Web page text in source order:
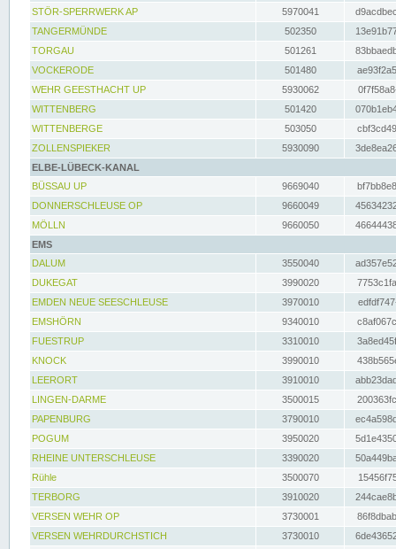
STÖR-SPERRWERK AP 5970041
TANGERMÜNDE
502350
TORGAU
501261
VOCKERODE
501480
WEHR GEESTHACHT UP
5930062
WITTENBERG
501420
WITTENBERGE
503050
ZOLLENSPIEKER
5930090
ELBE-LÜBECK-KANAL
BÜSSAU UP
9669040
DONNERSCHLEUSE OP
9660049
MÖLLN
9660050
EMS
DALUM
3550040
DUKEGAT
3990020
EMDEN NEUE SEESCHLEUSE
3970010
EMSHÖRN
9340010
FUESTRUP
3310010
KNOCK
3990010
LEERORT
3910010
LINGEN-DARME
3500015
PAPENBURG
3790010
POGUM
3950020
RHEINE UNTERSCHLEUSE
3390020
Rühle
3500070
TERBORG
3910020
VERSEN WEHR OP
3730001
VERSEN WEHRDURCHSTICH
3730010